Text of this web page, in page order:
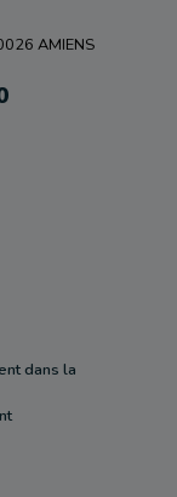
AMIENS
dans la